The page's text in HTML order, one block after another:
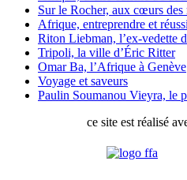
Sur le Rocher, aux cœurs des
Afrique, entreprendre et
Riton Liebman, l’ex-vedette
Tripoli, la ville d’Éric Ritter
Omar Ba, l’Afrique à Genève
Voyage et saveurs
Paulin Soumanou Vieyra, le
ce site est réalisé